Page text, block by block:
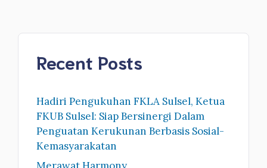
Recent Posts
Hadiri Pengukuhan FKLA Sulsel, Ketua
FKUB Sulsel: Siap Bersinergi Dalam
Penguatan Kerukunan Berbasis Sosial-
Kemasyarakatan